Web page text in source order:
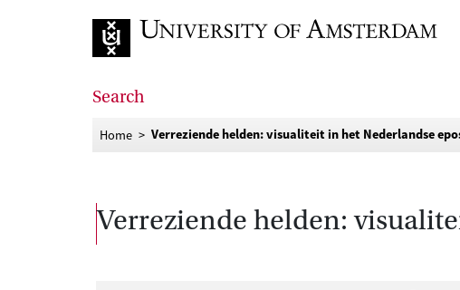
Search
Home Verreziende helden: visualiteit in het Nederlandse
Verreziende helden: